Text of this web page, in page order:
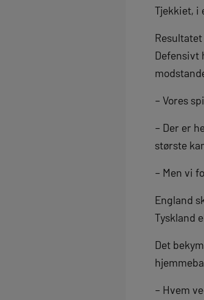
Tjekkiet, i
Defensivt
– Vores
– Der er
største
– Men vi
England
Tyskland
Det
– Hvem